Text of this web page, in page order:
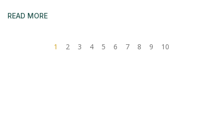
READ MORE
1 2 3 4 5 6 7 8 9 10